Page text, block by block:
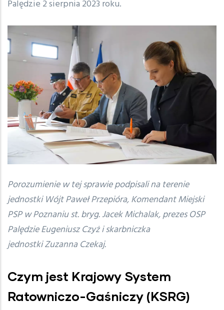
Palędzie 2 sierpnia 2023 roku.
Porozumienie w tej sprawie podpisali na terenie
jednostki Wójt Paweł Przepióra, Komendant Miejski
PSP w Poznaniu st. bryg. Jacek Michalak, prezes OSP
Palędzie Eugeniusz Czyż i skarbniczka
jednostki Zuzanna Czekaj.
Czym jest Krajowy System
Ratowniczo-Gaśniczy (KSRG)